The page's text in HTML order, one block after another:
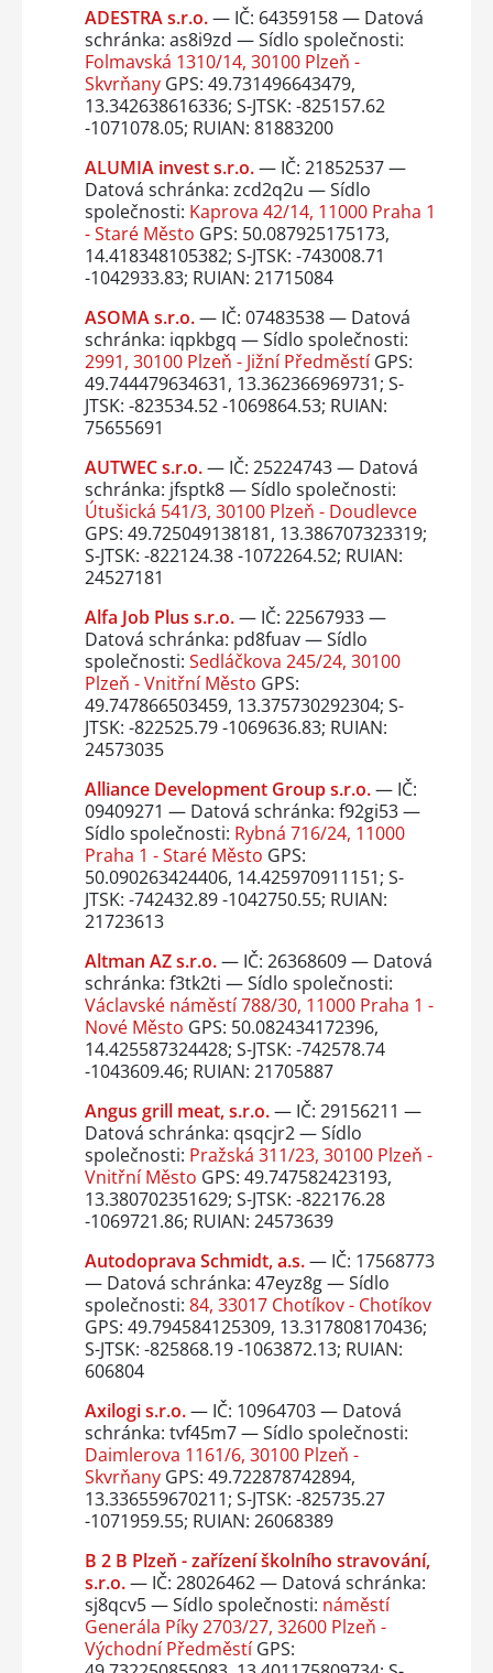
ADESTRA s.r.o.— IČ: 64359158 — Datová
schránka: as8i9zd — Sídlo společnosti:
Folmavská 1310/14, 30100 Plzeň -
SkvrňanyGPS: 49.731496643479,
13.342638616336; S-JTSK: -825157.62
-1071078.05; RUIAN: 81883200
ALUMIA invest s.r.o.— IČ: 21852537 —
Datová schránka: zcd2q2u — Sídlo
společnosti: Kaprova 42/14, 11000 Praha 1
- Staré Město GPS: 50.087925175173,
14.418348105382; S-JTSK: -743008.71
-1042933.83; RUIAN: 21715084
ASOMA s.r.o.— IČ: 07483538 — Datová
schránka: iqpkbgq — Sídlo společnosti:
2991, 30100 Plzeň - Jižní PředměstíGPS:
49.744479634631, 13.362366969731; S-
JTSK: -823534.52 -1069864.53; RUIAN:
75655691
AUTWEC s.r.o.— IČ: 25224743 — Datová
schránka: jfsptk8 — Sídlo společnosti:
Útušická 541/3, 30100 Plzeň - Doudlevce
GPS: 49.725049138181, 13.386707323319;
S-JTSK: -822124.38 -1072264.52; RUIAN:
24527181
Alfa Job Plus s.r.o.— IČ: 22567933 —
Datová schránka: pd8fuav — Sídlo
společnosti: Sedláčkova 245/24, 30100
Plzeň - Vnitřní Město GPS:
49.747866503459, 13.375730292304; S-
JTSK: -822525.79 -1069636.83; RUIAN:
24573035
Alliance Development Group s.r.o.— IČ:
09409271 — Datová schránka: f92gi53 —
Sídlo společnosti: Rybná 716/24, 11000
Praha 1 - Staré Město GPS:
50.090263424406, 14.425970911151; S-
JTSK: -742432.89 -1042750.55; RUIAN:
21723613
Altman AZ s.r.o.— IČ: 26368609 — Datová
schránka: f3tk2ti — Sídlo společnosti:
Václavské náměstí 788/30, 11000 Praha 1 -
Nové Město GPS: 50.082434172396,
14.425587324428; S-JTSK: -742578.74
-1043609.46; RUIAN: 21705887
Angus grill meat, s.r.o.— IČ: 29156211 —
Datová schránka: qsqcjr2 — Sídlo
společnosti: Pražská 311/23, 30100 Plzeň -
Vnitřní Město GPS: 49.747582423193,
13.380702351629; S-JTSK: -822176.28
-1069721.86; RUIAN: 24573639
Autodoprava Schmidt, a.s.— IČ: 17568773
— Datová schránka: 47eyz8g — Sídlo
společnosti: 84, 33017 Chotíkov - Chotíkov
GPS: 49.794584125309, 13.317808170436;
S-JTSK: -825868.19 -1063872.13; RUIAN:
606804
Axilogi s.r.o.— IČ: 10964703 — Datová
schránka: tvf45m7 — Sídlo společnosti:
Daimlerova 1161/6, 30100 Plzeň -
SkvrňanyGPS: 49.722878742894,
13.336559670211; S-JTSK: -825735.27
-1071959.55; RUIAN: 26068389
B 2 B Plzeň - zařízení školního stravování,
s.r.o.— IČ: 28026462 — Datová schránka:
sj8qcv5 — Sídlo společnosti: náměstí
Generála Píky 2703/27, 32600 Plzeň -
Východní PředměstíGPS: